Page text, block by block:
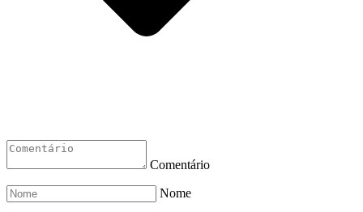
Comentário
Nome